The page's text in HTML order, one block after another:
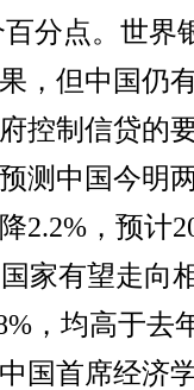
分点。世界
，但中国仍
控制信贷的
中国今明两
2.2%，预计
家有望走向
，均高于去
首席经济学